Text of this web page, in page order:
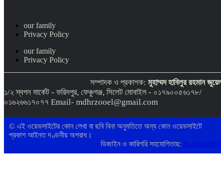
our family
Privacy Policy
our family
Privacy Policy
সম্পাদক ও প্রকাশক: মুহাম্মদ হাবিলুর রহমান
১/২ স্বপন মার্কেট - ফরিদপুর, ফেঞ্চুগঞ্জ, সিলেট মোবাইল - ০১৭৯০০৫৬১৭৮/
০১৬২৬৬১৭০৭৭ Email- mdhrzooel@gmail.com
© এই ওয়েভসাইটের কোন লেখা বা ছবি বিনা অনুমতিতে অন্য কোন ওয়েভসাইটে
প্রকাশ আইনত দণ্ডনীয় অপরাধ।
ডিজাইন ও কারিগরি সহযোগিতায়: Jp Host BD